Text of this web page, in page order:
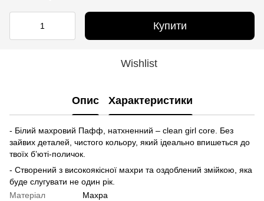
Купити
Wishlist
Опис Характеристики
- Білий махровий Пафф, натхненний – clean girl core. Без
зайвих деталей, чистого кольору, який ідеально впишеться до
твоїх бʼюті-поличок.
- Створений з високоякісної махри та оздоблений змійкою, яка
буде слугувати не один рік.
Матерiал
Махра